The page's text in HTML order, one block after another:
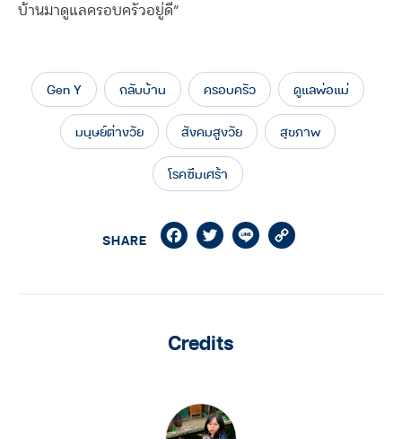
บ้านมาดูแลครอบครัวอยู่ดี”
Gen Y กลับบ้าน ครอบครัว ดูแลพ่อแม่
มนุษย์ต่างวัย สังคมสูงวัย สุขภาพ
โรคซึมเศร้า
SHARE FacebookTwitterLine
Credits